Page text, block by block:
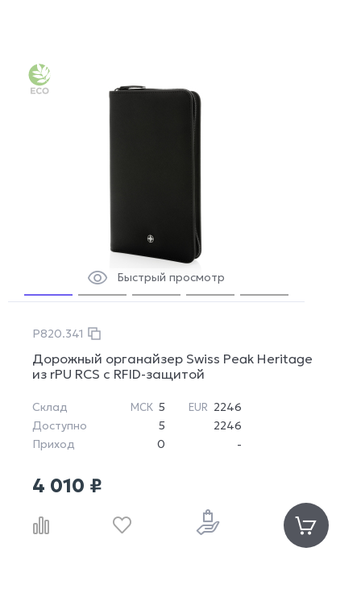
Быстрый просмотр
P820.341
Дорожный органайзер Swiss Peak Heritage
из rPU RCS с RFID-защитой
Склад МСК 5 EUR 2246
Доступно
5
2246
Приход
0 -
4 010 ₽